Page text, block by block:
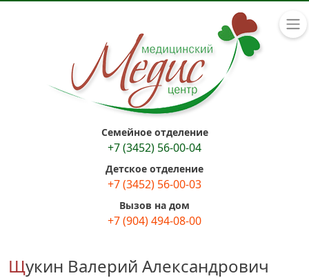
Семейное отделение
+7 (3452) 56-00-04
Детское отделение
+7 (3452) 56-00-03
Вызов на дом
+7 (904) 494-08-00
Щукин Валерий Александрович